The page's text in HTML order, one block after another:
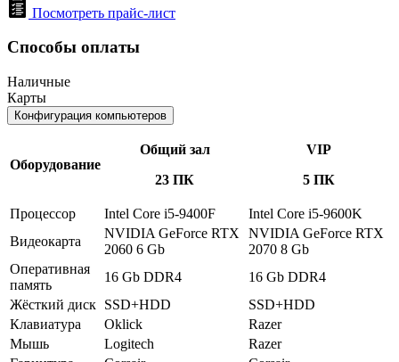
Посмотреть прайс-лист
Способы оплаты
Наличные
Карты
Конфигурация компьютеров
Оборудование
Общий зал
23 ПК
VIP
5 ПК
Процессор Intel Core i5-9400F
Intel Core i5-9600K
Видеокарта
NVIDIA GeForce RTX
2060 6 Gb
NVIDIA GeForce RTX
2070 8 Gb
Оперативная
память
16 Gb DDR4
16 Gb DDR4
Жёсткий диск SSD+HDD
SSD+HDD
Клавиатура
Oklick
Razer
Мышь
Logitech
Razer